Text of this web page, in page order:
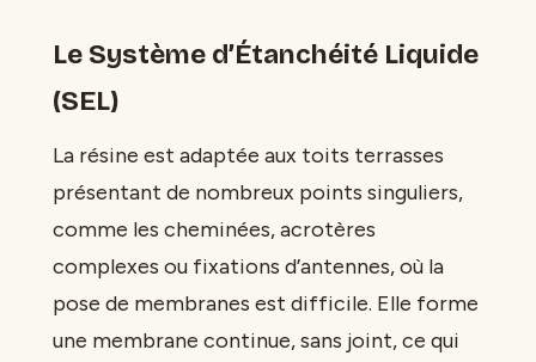
Le Système d’Étanchéité Liquide
(SEL)
La résine est adaptée aux toits terrasses
présentant de nombreux points singuliers,
comme les cheminées, acrotères
complexes ou fixations d’antennes, où la
pose de membranes est difficile. Elle forme
une membrane continue, sans joint, ce qui